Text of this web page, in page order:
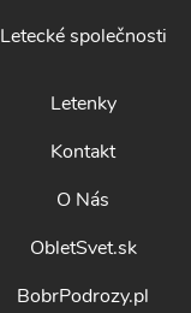
Letecké společnosti
Letenky
Kontakt
O Nás
ObletSvet.sk
BobrPodrozy.pl